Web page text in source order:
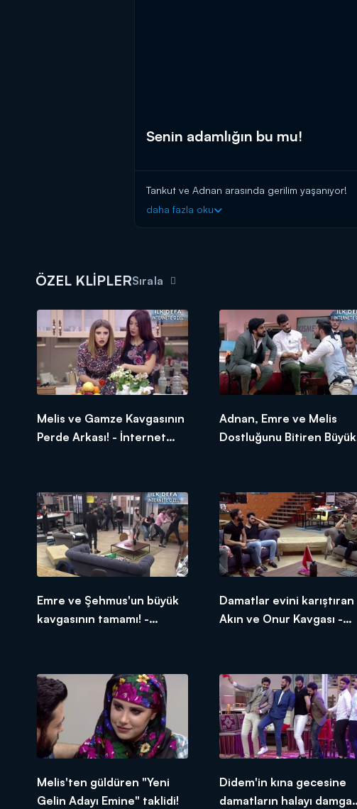
Senin adamlığın bu mu!
Tankut ve Adnan arasında gerilim yaşanıyor!
daha fazla oku
ÖZEL KLİPLERSırala
Melis ve Gamze Kavgasının
Perde Arkası! - İnternet
Adnan, Emre ve Melis
Dostluğunu Bitiren Büyük
Emre ve Şehmus'un büyük
kavgasının tamamı! -
Damatlar evini karıştıran
Akın ve Onur Kavgası -
Melis'ten güldüren "Yeni
Gelin Adayı Emine" taklidi!
Didem'in kına gecesine
damatların halayı damga